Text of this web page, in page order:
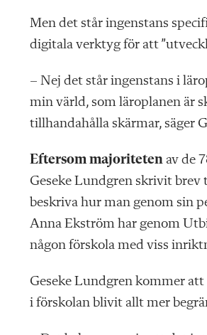
Men det står ingenstans
digitala verktyg för att
– Nej det står ingenstans i
min värld, som läroplanen är
tillhandahålla skärmar, säger
Eftersom majoriteten av de
Geseke Lundgren skrivit
beskriva hur man genom sin
Anna Ekström har genom
någon förskola med viss
Geseke Lundgren kommer
i förskolan blivit allt mer